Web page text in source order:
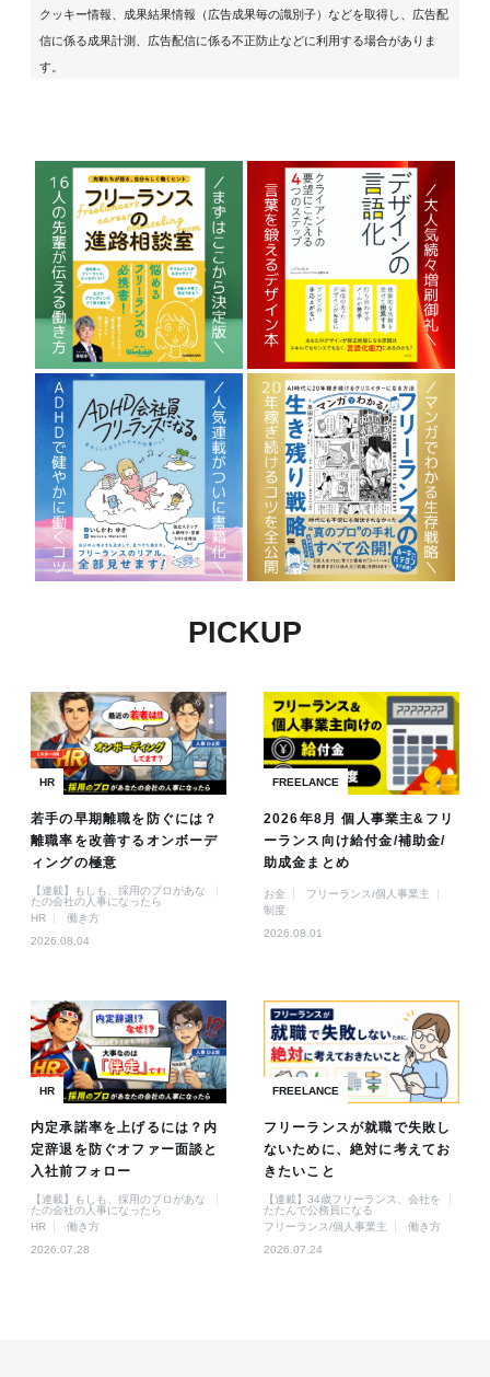
クッキー情報、成果結果情報（広告成果毎の識別子）などを取得し、広告配
信に係る成果計測、広告配信に係る不正防止などに利用する場合がありま
す。
PICKUP
HR
若手の早期離職を防ぐには？
離職率を改善するオンボーデ
ィングの極意
【連載】もしも、採用のプロがあな
たの会社の人事になったら
HR
働き方
2026.08.04
FREELANCE
2026年8月 個人事業主&フリ
ーランス向け給付金/補助金/
助成金まとめ
お金
フリーランス/個人事業主
制度
2026.08.01
HR
内定承諾率を上げるには？内
定辞退を防ぐオファー面談と
入社前フォロー
【連載】もしも、採用のプロがあな
たの会社の人事になったら
HR
働き方
2026.07.28
FREELANCE
フリーランスが就職で失敗し
ないために、絶対に考えてお
きたいこと
【連載】34歳フリーランス、会社を
たたんで公務員になる
フリーランス/個人事業主
働き方
2026.07.24